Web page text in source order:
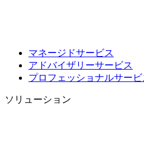
マネージドサービス
アドバイザリーサービス
プロフェッショナルサービ
ソリューション